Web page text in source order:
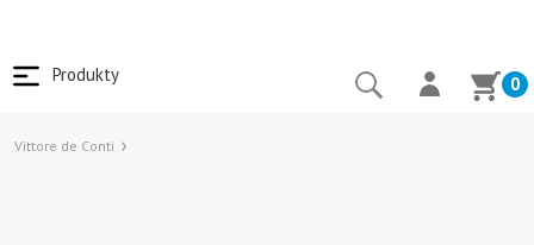
Produkty 0
Vittore de Conti